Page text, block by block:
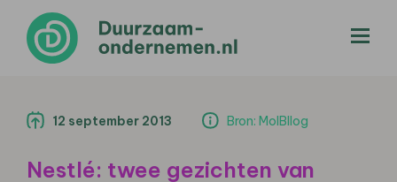
12 september 2013 Bron: MolBllog
Nestlé: twee gezichten van